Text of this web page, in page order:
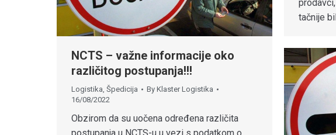
tačnije
NCTS – važne informacije oko
različitog postupanja!!!
Logistika, Špedicija By Klaster Logistika
16/08/2022
Obzirom da su uočena određena različita